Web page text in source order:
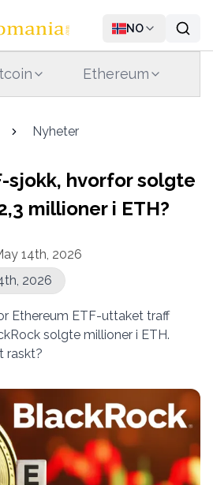
NO
Ethereum
Nyheter
sjokk, hvorfor solgte
millioner i ETH?
14th, 2026
2026
Ethereum ETF-uttaket traff
solgte millioner i ETH.
raskt?